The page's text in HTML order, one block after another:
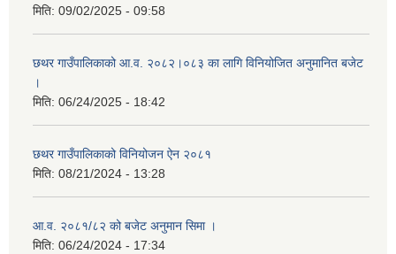
मिति: 09/02/2025 - 09:58
छथर गाउँपालिकाको आ.व. २०८२।०८३ का लागि विनियोजित अनुमानित बजेट
।
मिति: 06/24/2025 - 18:42
छथर गाउँपालिकाको विनियोजन ऐन २०८१
मिति: 08/21/2024 - 13:28
आ.व. २०८१/८२ को बजेट अनुमान सिमा ।
मिति: 06/24/2024 - 17:34